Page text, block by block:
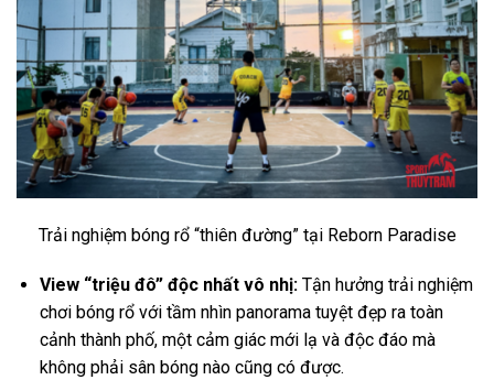
Trải nghiệm bóng rổ “thiên đường” tại Reborn Paradise
View “triệu đô” độc nhất vô nhị:Tận hưởng trải nghiệm
chơi bóng rổ với tầm nhìn panorama tuyệt đẹp ra toàn
cảnh thành phố, một cảm giác mới lạ và độc đáo mà
không phải sân bóng nào cũng có được.